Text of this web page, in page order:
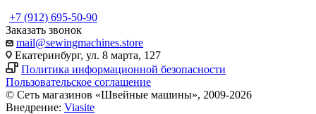
+7 (912) 695-50-90
Заказать звонок
mail@sewingmachines.store
Екатеринбург, ул. 8 марта, 127
Политика информационной безопасности
Пользовательское соглашение
© Сеть магазинов «Швейные машины», 2009-2026
Внедрение: Viasite